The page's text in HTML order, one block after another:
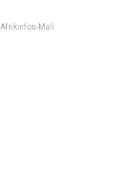
Afrikinfos-Mali